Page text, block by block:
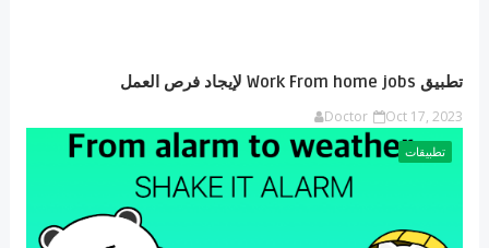
تطبيق Work From home jobs لإيجاد فرص العمل
Doctor Oct 17, 2023
تطبيقات